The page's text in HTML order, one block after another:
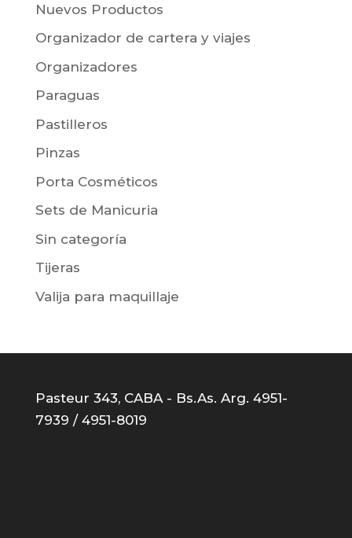
Nuevos Productos
Organizador de cartera y viajes
Organizadores
Paraguas
Pastilleros
Pinzas
Porta Cosméticos
Sets de Manicuria
Sin categoría
Tijeras
Valija para maquillaje
Pasteur 343, CABA - Bs.As. Arg. 4951-
7939 / 4951-8019